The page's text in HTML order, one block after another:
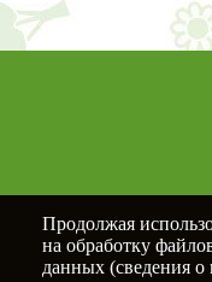
Продолжая
на обработку
данных (сведения